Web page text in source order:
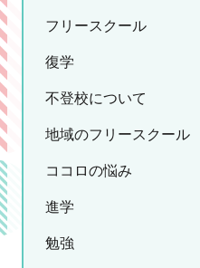
フリースクール
復学
不登校について
地域のフリースクール
ココロの悩み
進学
勉強